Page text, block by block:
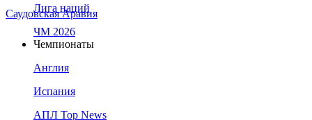
Саудовская Аравия
Лига наций
ЧМ 2026
Чемпионаты
Англия
Испания
АПЛ Top News